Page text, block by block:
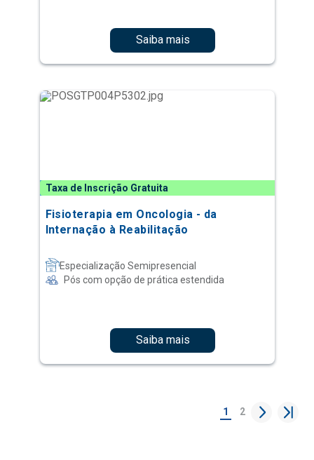
Saiba mais
Taxa de Inscrição Gratuita
Fisioterapia em Oncologia - da
Internação à Reabilitação
Especialização Semipresencial
Pós com opção de prática estendida
Saiba mais
1 2